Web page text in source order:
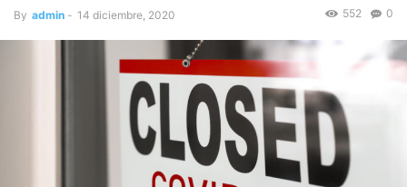
By admin - 14 diciembre, 2020 0
552